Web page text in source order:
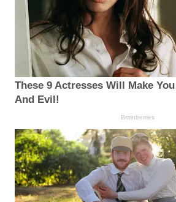
These 9 Actresses Will Make
And Evil!
Brainberries